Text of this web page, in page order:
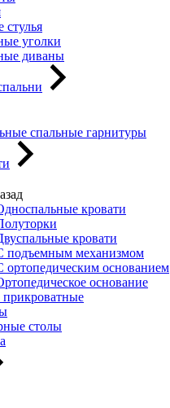
стулья
уголки
диваны
спальные гарнитуры
кровати
кровати
подъемным механизмом
ортопедическим основанием
основание
столы